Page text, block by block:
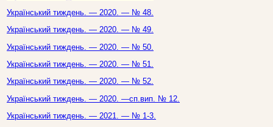
Український тиждень. — 2020. — № 48.
Український тиждень. — 2020. — № 49.
Український тиждень. — 2020. — № 50.
Український тиждень. — 2020. — № 51.
Український тиждень. — 2020. — № 52.
Український тиждень. — 2020. —сп.вип. № 12.
Український тиждень. — 2021. — № 1-3.